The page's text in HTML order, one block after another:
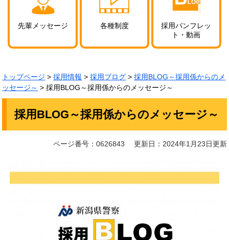
先輩メッセージ 各種制度
採用パンフレッ
ト ・動画
トップページ >採用情報 >採用ブログ >採用BLOG～採用係からのメ
ッセージ～ >採用BLOG～採用係からのメッセージ～
採用BLOG～採用係からのメッセージ～
ページ番号：0626843 更新日：2024年1月23日更新